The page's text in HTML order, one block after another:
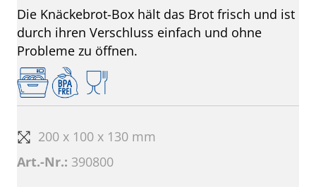
Die Knäckebrot-Box hält das Brot frisch und ist
durch ihren Verschluss einfach und ohne
Probleme zu öffnen.
200 x 100 x 130 mm
Art.-Nr.: 390800